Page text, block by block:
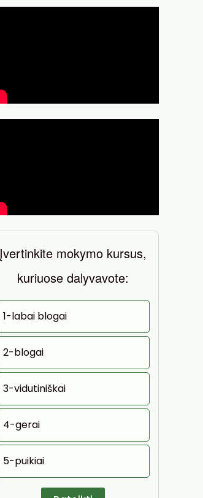
Įvertinkite mokymo kursus,
kuriuose dalyvavote:
1-labai blogai
2-blogai
3-vidutiniškai
4-gerai
5-puikiai